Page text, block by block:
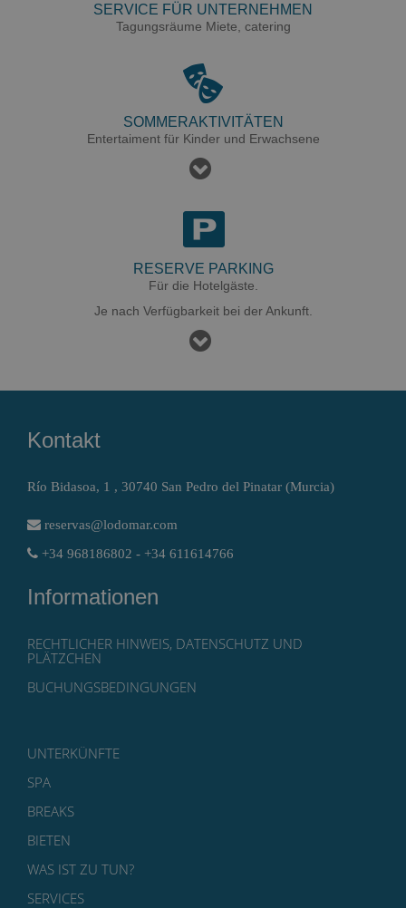
SERVICE FÜR UNTERNEHMEN
Tagungsräume Miete, catering
SOMMERAKTIVITÄTEN
Entertaiment für Kinder und Erwachsene
RESERVE PARKING
Für die Hotelgäste.
Je nach Verfügbarkeit bei der Ankunft.
Kontakt
Río Bidasoa, 1 , 30740 San Pedro del Pinatar (Murcia)
reservas@lodomar.com
+34 968186802 - +34 611614766
Informationen
RECHTLICHER HINWEIS, DATENSCHUTZ UND
PLÄTZCHEN
BUCHUNGSBEDINGUNGEN
UNTERKÜNFTE
SPA
BREAKS
BIETEN
WAS IST ZU TUN?
SERVICES